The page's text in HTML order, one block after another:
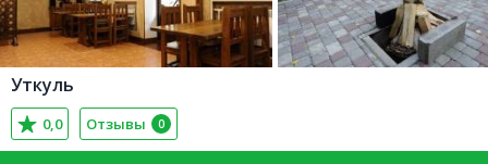
Уткуль
0,0 Отзывы 0